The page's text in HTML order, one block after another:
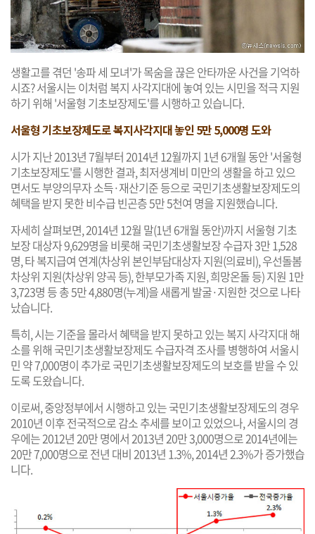
생활고를 겪던 '송파 세 모녀'가 목숨을 끊은 안타까운 사건을 기억하
시죠? 서울시는 이처럼 복지 사각지대에 놓여 있는 시민을 적극 지원
하기 위해 '서울형 기초보장제도'를 시행하고 있습니다.
서울형 기초보장제도로 복지사각지대 놓인 5만 5,000명 도와
시가 지난 2013년 7월부터 2014년 12월까지 1년 6개월 동안 '서울형
기초보장제도'를 시행한 결과, 최저생계비 미만의 생활을 하고 있으
면서도 부양의무자 소득·재산기준 등으로 국민기초생활보장제도의
혜택을 받지 못한 비수급 빈곤층 5만 5천여 명을 지원했습니다.
자세히 살펴보면, 2014년 12월 말(1년 6개월 동안)까지 서울형 기초
보장 대상자 9,629명을 비롯해 국민기초생활보장 수급자 3만 1,528
명, 타 복지급여 연계(차상위 본인부담대상자 지원(의료비), 우선돌봄
차상위 지원(차상위 양곡 등), 한부모가족 지원, 희망온돌 등) 지원 1만
3,723명 등 총 5만 4,880명(누계)을 새롭게 발굴·지원한 것으로 나타
났습니다.
특히, 시는 기준을 몰라서 혜택을 받지 못하고 있는 복지 사각지대 해
소를 위해 국민기초생활보장제도 수급자격 조사를 병행하여 서울시
민 약 7,000명이 추가로 국민기초생활보장제도의 보호를 받을 수 있
도록 도왔습니다.
이로써, 중앙정부에서 시행하고 있는 국민기초생활보장제도의 경우
2010년 이후 전국적으로 감소 추세를 보이고 있었으나, 서울시의 경
우에는 2012년 20만 명에서 2013년 20만 3,000명으로 2014년에는
20만 7,000명으로 전년 대비 2013년 1.3%, 2014년 2.3%가 증가했습
니다.